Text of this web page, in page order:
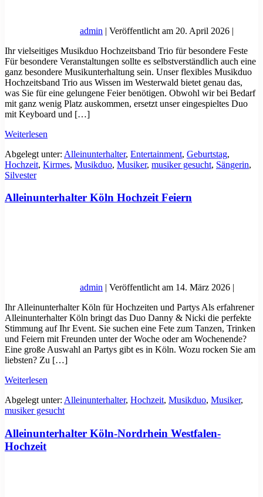
admin | Veröffentlicht am 20. April 2026 |
Ihr vielseitiges Musikduo Hochzeitsband Trio für besondere Feste
Für besondere Veranstaltungen sollte es selbstverständlich auch eine
ganz besondere Musikunterhaltung sein. Unser flexibles Musikduo
Hochzeitsband Trio aus Wissen im Westerwald bietet genau das,
was Sie für eine gelungene Feier benötigen. Obwohl wir bei Bedarf
mit ganz wenig Platz auskommen, ersetzt unser eingespieltes Duo
mit Keyboard und […]
Weiterlesen
Trio
Abgelegt unter: Alleinunterhalter, Entertainment, Geburtstag,
Hochzeit, Kirmes, Musikduo, Musiker, musiker gesucht, Sängerin,
Silvester
Alleinunterhalter Köln Hochzeit Feiern
admin | Veröffentlicht am 14. März 2026 |
Ihr Alleinunterhalter Köln für Hochzeiten und Partys Als erfahrener
Alleinunterhalter Köln bringt das Duo Danny & Nicki die perfekte
Stimmung auf Ihr Event. Sie suchen eine Fete zum Tanzen, Trinken
und Feiern mit Freunden unter der Woche oder am Wochenende?
Eine große Auswahl an Partys gibt es in Köln. Wozu rocken Sie am
liebsten? Zu […]
Weiterlesen
Hochzeit
Feiern
Abgelegt unter: Alleinunterhalter, Hochzeit, Musikduo, Musiker,
musiker gesucht
Alleinunterhalter Köln-Nordrhein Westfalen-
Hochzeit